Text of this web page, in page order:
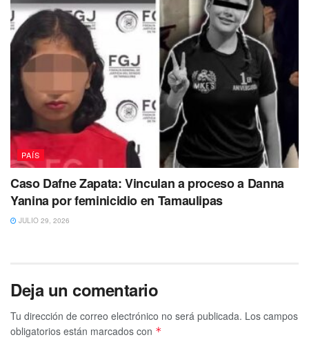
PAÍS
Caso Dafne Zapata: Vinculan a proceso a Danna
Yanina por feminicidio en Tamaulipas
JULIO 29, 2026
Deja un comentario
Tu dirección de correo electrónico no será publicada. Los campos
obligatorios están marcados con *